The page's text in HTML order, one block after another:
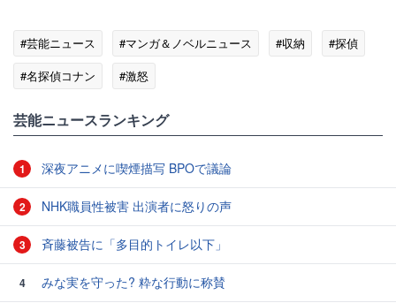
#芸能ニュース #マンガ＆ノベルニュース #収納
#探偵
#名探偵コナン
#激怒
芸能ニュースランキング
1 深夜アニメに喫煙描写 BPOで議論
2 NHK職員性被害 出演者に怒りの声
3 斉藤被告に「多目的トイレ以下」
4 みな実を守った? 粋な行動に称賛